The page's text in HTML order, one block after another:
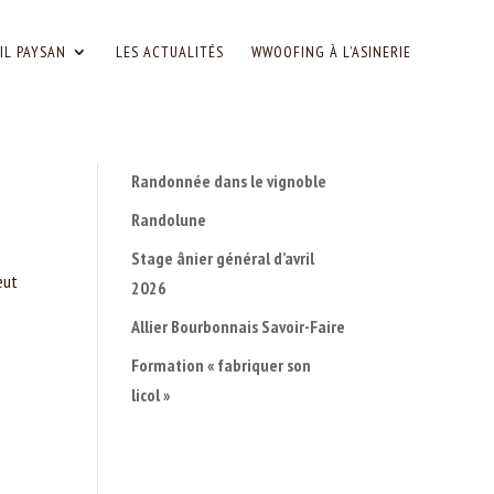
PAYSAN LES ACTUALITÉS WWOOFING À L’ASINERIE
Randonnée dans le vignoble
Randolune
Stage ânier général d’avril
2026
Allier Bourbonnais Savoir-Faire
Formation « fabriquer son
licol »